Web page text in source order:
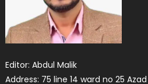
Editor: Abdul Malik
Address: 75 line 14 ward no 25